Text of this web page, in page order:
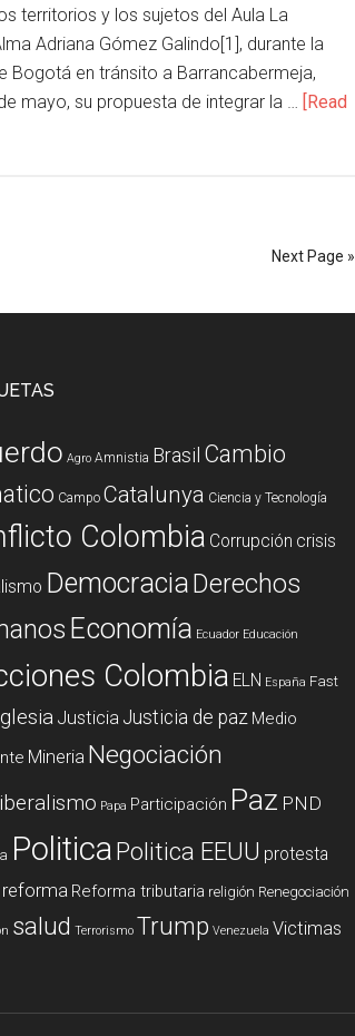
territorios y los sujetos del Aula La
Adriana Gómez Galindo[1], durante la
Bogotá en tránsito a Barrancabermeja,
mayo, su propuesta de integrar la … [Read
Next Page »
Agro Amnistia Brasil Cambio
Campo Catalunya Ciencia y Tecnología
Colombia Corrupción crisis
DemocraciaDerechos
Economía Ecuador Educación
Colombia ELN España Fast
Justicia Justicia de paz Medio
Mineria Negociación
Papa Participación Paz PND
PoliticaPolitica EEUU protesta
reforma Reforma tributaria religión Renegociación
salud Terrorismo Trump Venezuela Victimas